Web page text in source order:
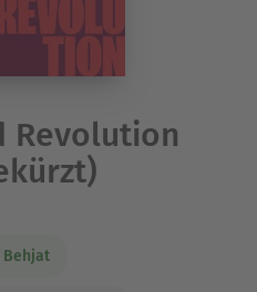
Revolution
Behjat